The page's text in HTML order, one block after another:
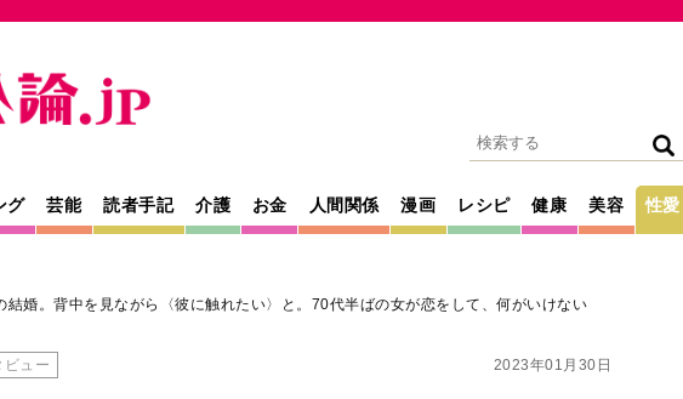
グ 芸能 読者手記 介護 お金 人間関係 漫画 レシピ 健康 美容 性愛
婚。背中を見ながら〈彼に触れたい〉と。70代半ばの女が恋をして、何がいけない
2023年01月30日
ビュー